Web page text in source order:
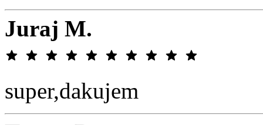
Juraj M.
super,dakujem